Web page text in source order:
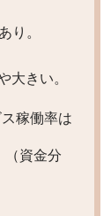
り。
大きい。
稼働率は
（資金分